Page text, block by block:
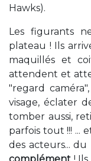
Hawks).
Les figurants
plateau ! Ils
maquillés et
attendent et
"regard
visage, éclater
tomber aussi,
parfois tout !!! ...
des acteurs...
complément !